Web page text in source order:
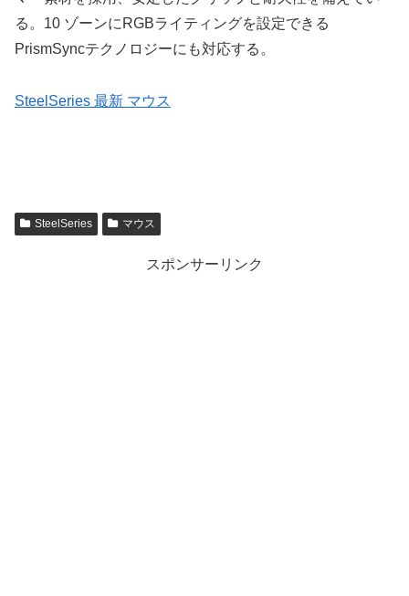
る。10 ゾーンにRGBライティングを設定できる
PrismSyncテクノロジーにも対応する。
SteelSeries 最新 マウス
SteelSeries マウス
スポンサーリンク